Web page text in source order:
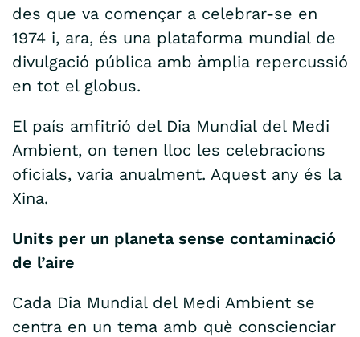
des que va començar a celebrar-se en
1974 i, ara, és una plataforma mundial de
divulgació pública amb àmplia repercussió
en tot el globus.
El país amfitrió del Dia Mundial del Medi
Ambient, on tenen lloc les celebracions
oficials, varia anualment. Aquest any és la
Xina.
Units per un planeta sense contaminació
de l’aire
Cada Dia Mundial del Medi Ambient se
centra en un tema amb què conscienciar